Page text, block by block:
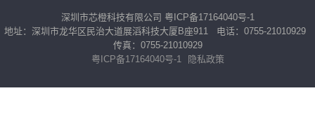
深圳市芯橙科技有限公司 粤ICP备17164040号-1
地址：深圳市龙华区民治大道展滔科技大厦B座911 电话：0755-21010929
传真：0755-21010929
粤ICP备17164040号-1
隐私政策